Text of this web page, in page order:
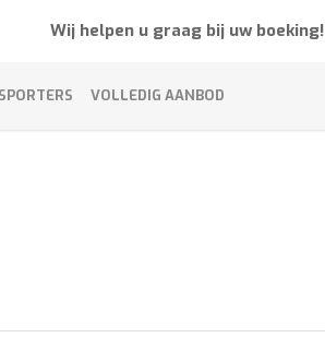
Wij helpen u graag bij uw boeking!
SPORTERS VOLLEDIG AANBOD